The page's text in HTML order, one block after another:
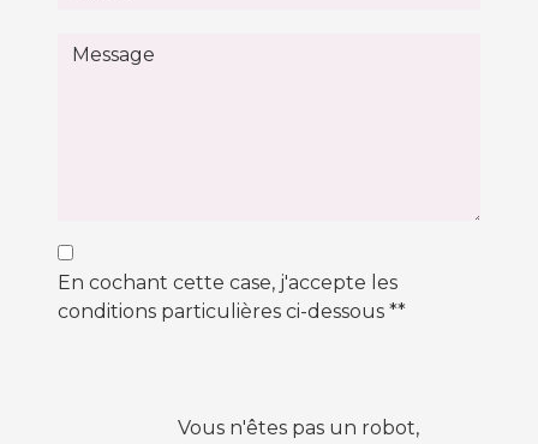
En cochant cette case, j'accepte les
conditions particulières ci-dessous **
Vous n'êtes pas un robot,